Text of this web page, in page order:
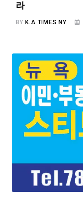
라
BYK.A TIMES NY